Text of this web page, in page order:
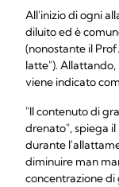
All'inizio di ogni
diluito ed è
(nonostante il
latte").
viene indicato
"Il contenuto di
drenato", spiega
durante
diminuire man
concentrazione